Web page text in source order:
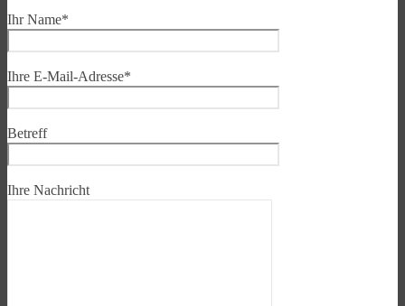
Ihr Name*
Ihre E-Mail-Adresse*
Betreff
Ihre Nachricht